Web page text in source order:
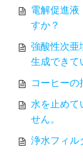
電解促進液
すか？
強酸性次亜
生成できて
コーヒーの
水を止めて
せん。
浄水フィル